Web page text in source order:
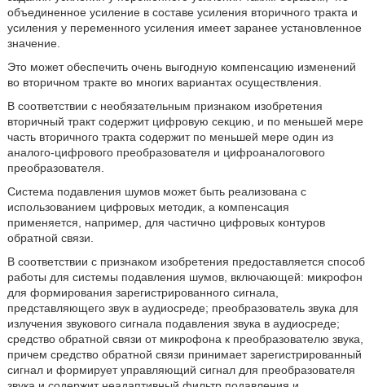
объединенное усиление в составе усиления вторичного тракта и
усиления у переменного усиления имеет заранее установленное
значение.
Это может обеспечить очень выгодную компенсацию изменений
во вторичном тракте во многих вариантах осуществления.
В соответствии с необязательным признаком изобретения
вторичный тракт содержит цифровую секцию, и по меньшей мере
часть вторичного тракта содержит по меньшей мере один из
аналого-цифрового преобразователя и цифроаналогового
преобразователя.
Система подавления шумов может быть реализована с
использованием цифровых методик, а компенсация
применяется, например, для частично цифровых контуров
обратной связи.
В соответствии с признаком изобретения предоставляется способ
работы для системы подавления шумов, включающей: микрофон
для формирования зарегистрированного сигнала,
представляющего звук в аудиосреде; преобразователь звука для
излучения звукового сигнала подавления звука в аудиосреде;
средство обратной связи от микрофона к преобразователю звука,
причем средство обратной связи принимает зарегистрированный
сигнал и формирует управляющий сигнал для преобразователя